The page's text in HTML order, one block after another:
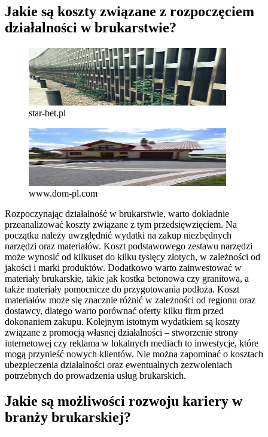
Jakie są koszty związane z rozpoczęciem
działalności w brukarstwie?
star-bet.pl
www.dom-pl.com
Rozpoczynając działalność w brukarstwie, warto dokładnie
przeanalizować koszty związane z tym przedsięwzięciem. Na
początku należy uwzględnić wydatki na zakup niezbędnych
narzędzi oraz materiałów. Koszt podstawowego zestawu narzędzi
może wynosić od kilkuset do kilku tysięcy złotych, w zależności od
jakości i marki produktów. Dodatkowo warto zainwestować w
materiały brukarskie, takie jak kostka betonowa czy granitowa, a
także materiały pomocnicze do przygotowania podłoża. Koszt
materiałów może się znacznie różnić w zależności od regionu oraz
dostawcy, dlatego warto porównać oferty kilku firm przed
dokonaniem zakupu. Kolejnym istotnym wydatkiem są koszty
związane z promocją własnej działalności – stworzenie strony
internetowej czy reklama w lokalnych mediach to inwestycje, które
mogą przynieść nowych klientów. Nie można zapominać o kosztach
ubezpieczenia działalności oraz ewentualnych zezwoleniach
potrzebnych do prowadzenia usług brukarskich.
Jakie są możliwości rozwoju kariery w
branży brukarskiej?